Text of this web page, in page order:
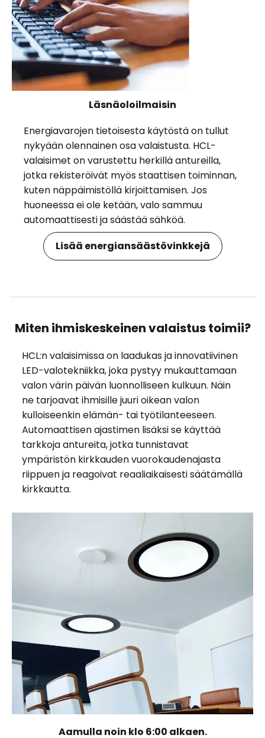
Läsnäoloilmaisin
Energiavarojen tietoisesta käytöstä on tullut
nykyään olennainen osa valaistusta. HCL-
valaisimet on varustettu herkillä antureilla,
jotka rekisteröivät myös staattisen toiminnan,
kuten näppäimistöllä kirjoittamisen. Jos
huoneessa ei ole ketään, valo sammuu
automaattisesti ja säästää sähköä.
Lisää energiansäästövinkkejä
Miten ihmiskeskeinen valaistus toimii?
HCL:n valaisimissa on laadukas ja innovatiivinen
LED-valotekniikka, joka pystyy mukauttamaan
valon värin päivän luonnolliseen kulkuun. Näin
ne tarjoavat ihmisille juuri oikean valon
kulloiseenkin elämän- tai työtilanteeseen.
Automaattisen ajastimen lisäksi se käyttää
tarkkoja antureita, jotka tunnistavat
ympäristön kirkkauden vuorokaudenajasta
riippuen ja reagoivat reaaliaikaisesti säätämällä
kirkkautta.
Aamulla noin klo 6:00 alkaen.